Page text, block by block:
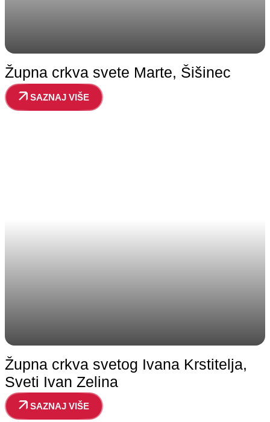
Župna crkva svete Marte, Šišinec
SAZNAJ VIŠE
Župna crkva svetog Ivana Krstitelja,
Sveti Ivan Zelina
SAZNAJ VIŠE